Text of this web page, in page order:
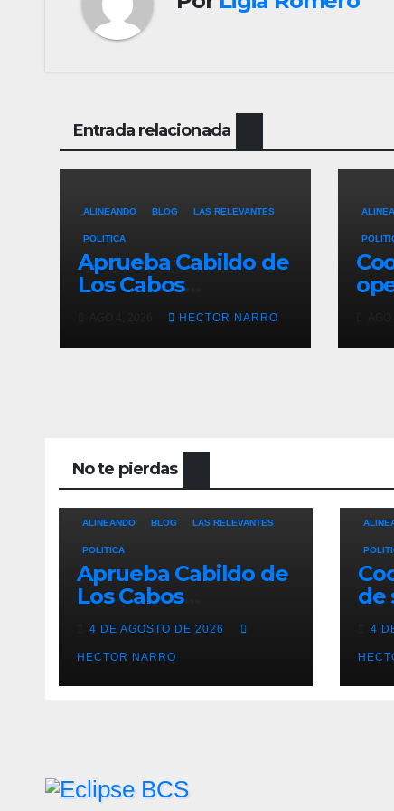
Entrada relacionada
ALINEANDO BLOG LAS RELEVANTES
POLITICA
Aprueba Cabildo de
Los Cabos
ampliación de la
Ruta 3 de
transporte público
HECTOR NARRO
No te pierdas
ALINEANDO BLOG LAS RELEVANTES
POLITICA
Aprueba Cabildo de
Los Cabos
ampliación de la
Ruta 3 de
transporte público
en San José del
4 DE AGOSTO DE 2026
HECTOR NARRO
de
4